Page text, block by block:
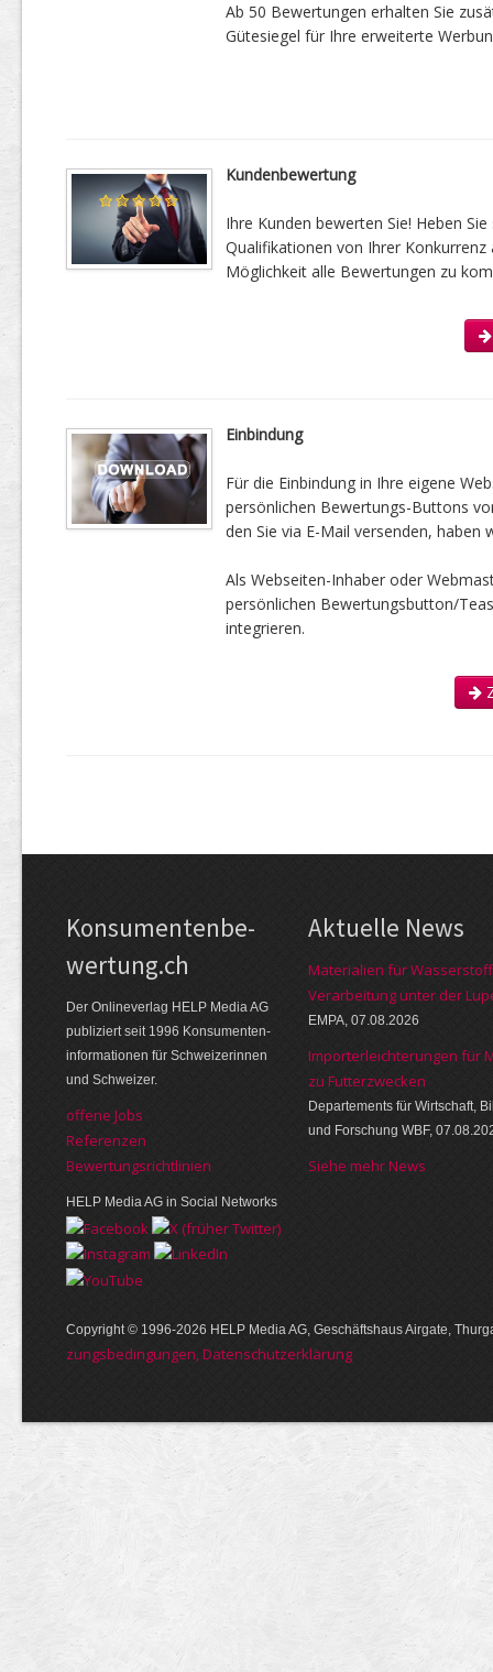
Ab 50 Bewertungen erhalten Sie
Gütesiegel für Ihre erweiterte
Kundenbewertung
Ihre Kunden bewerten Sie! Heben
Qualifikationen von Ihrer Konkurrenz
Möglichkeit alle Bewertungen zu
Einbindung
Für die Einbindung in Ihre eigene
persönlichen Bewertungs-Buttons
den Sie via E-Mail versenden, haben
Als Webseiten-Inhaber oder
persönlichen Bewertungsbutton/
integrieren.
Kon­su­menten­be­
wer­tung.ch
Der Online­verlag HELP Media AG
publi­ziert seit 1996 Kon­su­menten­
infor­mationen für Schwei­zerinnen
und Schweizer.
offene Jobs
Referenzen
Bewer­tungs­richt­linien
HELP Media AG in Social Networks
Aktuelle News
Materialien für
Verarbeitung unter der
EMPA, 07.08.2026
Importerleichterungen für
zu Futterzwecken
Departements für Wirtschaft,
und Forschung WBF,
Siehe mehr News
Copyright © 1996-2026 HELP Media AG, Geschäftshaus Airgate,
zungs­bedin­gungen, Daten­schutz­er­klärung